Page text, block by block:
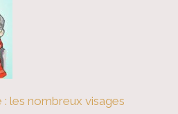
les nombreux visages